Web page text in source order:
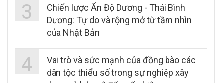
3
Chiến lược Ấn Độ Dương - Thái Bình
Dương: Tự do và rộng mở từ tầm nhìn
của Nhật Bản
4
Vai trò và sức mạnh của đồng bào các
dân tộc thiểu số trong sự nghiệp xây